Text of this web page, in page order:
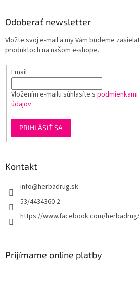
r
v
y
p
Odoberať newsletter
Vložte svoj e-mail a my Vám budeme
produktoch na našom e-shope.
Email
Vložením e-mailu súhlasíte s
údajov
PRIHLÁSIŤ SA
Kontakt
info@herbadrug.sk
53/4434360-2
https://www.facebook.com/
Prijímame online platby